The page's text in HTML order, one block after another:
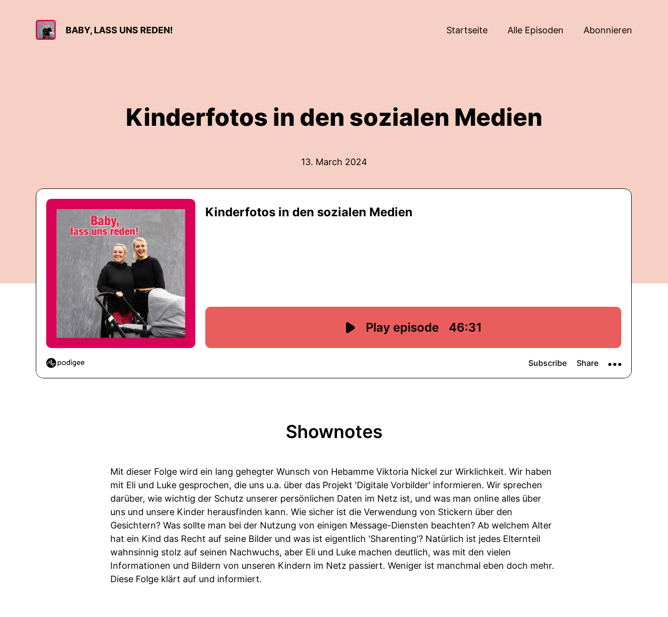
BABY, LASS UNS REDEN! Startseite Alle Episoden Abonnieren
Kinderfotos in den sozialen Medien
13. March 2024
Shownotes
Mit dieser Folge wird ein lang gehegter Wunsch von Hebamme Viktoria Nickel zur Wirklichkeit. Wir haben
mit Eli und Luke gesprochen, die uns u.a. über das Projekt 'Digitale Vorbilder' informieren. Wir sprechen
darüber, wie wichtig der Schutz unserer persönlichen Daten im Netz ist, und was man online alles über
uns und unsere Kinder herausfinden kann. Wie sicher ist die Verwendung von Stickern über den
Gesichtern? Was sollte man bei der Nutzung von einigen Message-Diensten beachten? Ab welchem Alter
hat ein Kind das Recht auf seine Bilder und was ist eigentlich 'Sharenting'? Natürlich ist jedes Elternteil
wahnsinnig stolz auf seinen Nachwuchs, aber Eli und Luke machen deutlich, was mit den vielen
Informationen und Bildern von unseren Kindern im Netz passiert. Weniger ist manchmal eben doch mehr.
Diese Folge klärt auf und informiert.